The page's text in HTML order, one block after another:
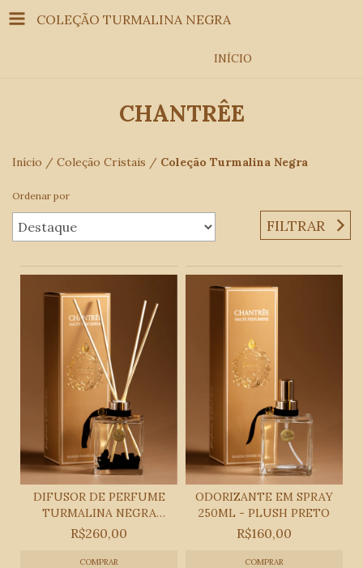
COLEÇÃO TURMALINA NEGRA
INÍCIO
CHANTRÊE
Início / Coleção Cristais / Coleção Turmalina Negra
Ordenar por
FILTRAR
DIFUSOR DE PERFUME
TURMALINA NEGRA
230ML
R$260,00
COMPRAR
ODORIZANTE EM SPRAY
250ML - PLUSH PRETO
R$160,00
COMPRAR